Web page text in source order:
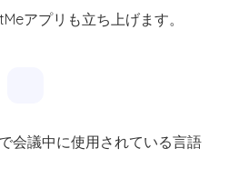
アプリも立ち上げます。
会議中に使用されている言語